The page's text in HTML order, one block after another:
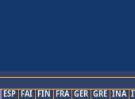
ESP FAI FIN FRA GER GRE INA